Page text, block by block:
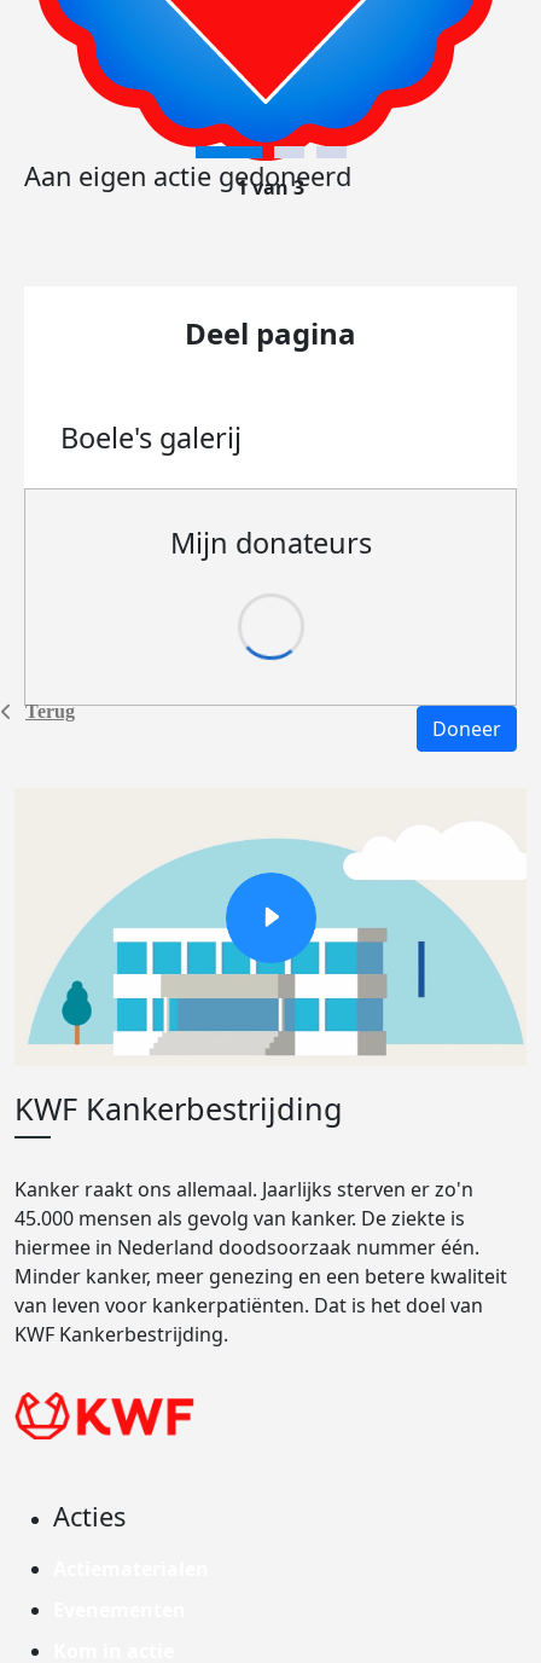
Terug
Aan eigen actie gedoneerd
1 van 3
Deel pagina
Boele's galerij
Mijn donateurs
Doneer
KWF Kankerbestrijding
Kanker raakt ons allemaal. Jaarlijks sterven er zo'n
45.000 mensen als gevolg van kanker. De ziekte is
hiermee in Nederland doodsoorzaak nummer één.
Minder kanker, meer genezing en een betere kwaliteit
van leven voor kankerpatiënten. Dat is het doel van
KWF Kankerbestrijding.
Acties